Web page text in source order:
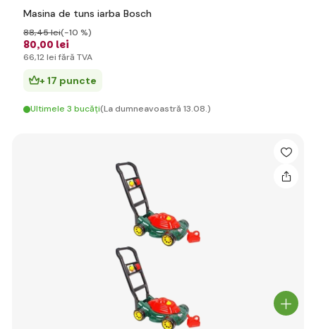
Masina de tuns iarba Bosch
80,00 lei
88,45 lei(-10 %)
66,12 lei fără TVA
+ 17 puncte
Ultimele 3 bucăți(La dumneavoastră 13.08.)